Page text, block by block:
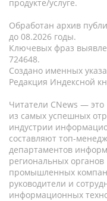
продукте/услуге.
Обработан архив
до 08.2026 годы.
Ключевых фраз
724648.
Создано именных
Редакция Индексной
Читатели CNews — это
из самых успешных
индустрии
составляют топ-
департаментов
региональных органов
промышленных
руководители и
информационных